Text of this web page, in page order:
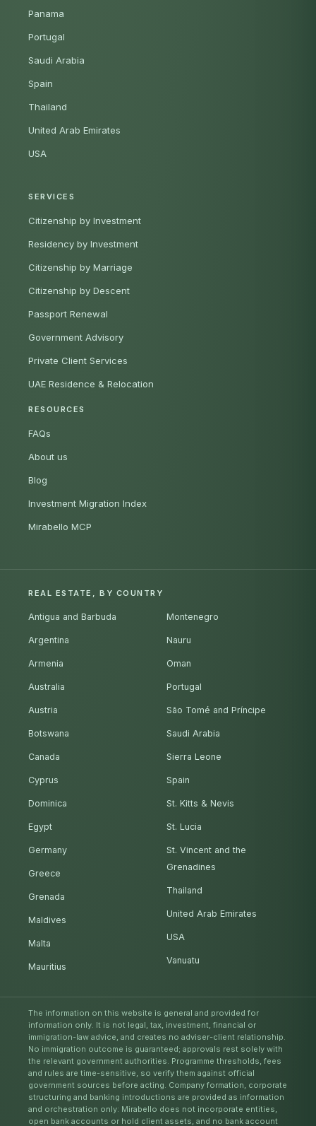
Panama
Portugal
Saudi Arabia
Spain
Thailand
United Arab Emirates
USA
SERVICES
Citizenship by Investment
Residency by Investment
Citizenship by Marriage
Citizenship by Descent
Passport Renewal
Government Advisory
Private Client Services
UAE Residence & Relocation
RESOURCES
FAQs
About us
Blog
Investment Migration Index
Mirabello MCP
REAL ESTATE, BY COUNTRY
Antigua and Barbuda
Argentina
Armenia
Australia
Austria
Botswana
Canada
Cyprus
Dominica
Egypt
Germany
Greece
Grenada
Maldives
Malta
Mauritius
Montenegro
Nauru
Oman
Portugal
São Tomé and Príncipe
Saudi Arabia
Sierra Leone
Spain
St. Kitts & Nevis
St. Lucia
St. Vincent and the
Grenadines
Thailand
United Arab Emirates
USA
Vanuatu
The information on this website is general and provided for
information only. It is not legal, tax, investment, financial or
immigration-law advice, and creates no adviser-client relationship.
No immigration outcome is guaranteed; approvals rest solely with
the relevant government authorities. Programme thresholds, fees
and rules are time-sensitive, so verify them against official
government sources before acting. Company formation, corporate
structuring and banking introductions are provided as information
and orchestration only: Mirabello does not incorporate entities,
open bank accounts or hold client assets, and no bank account